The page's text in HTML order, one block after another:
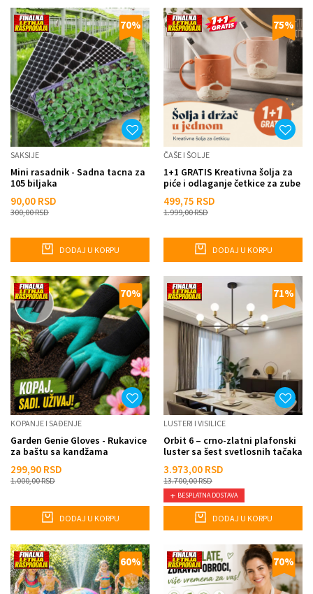
70%
SAKSIJE
Mini rasadnik - Sadna tacna za
105 biljaka
90,00 RSD
300,00RSD
DODAJ U KORPU
75%
ČAŠE I ŠOLJE
1+1 GRATIS Kreativna šolja za
piće i odlaganje četkice za zube
499,75 RSD
1.999,00RSD
DODAJ U KORPU
70%
KOPANJE I SAĐENJE
Garden Genie Gloves - Rukavice
za baštu sa kandžama
299,90 RSD
1.000,00RSD
DODAJ U KORPU
71%
LUSTERI I VISILICE
Orbit 6 – crno-zlatni plafonski
luster sa šest svetlosnih tačaka
3.973,00 RSD
13.700,00RSD
BESPLATNA DOSTAVA
DODAJ U KORPU
60% 70%